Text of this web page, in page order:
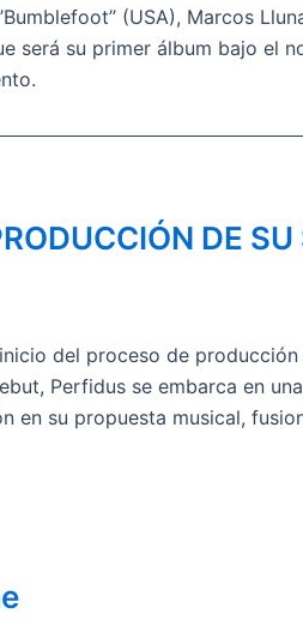
(USA), Marcos
será su primer álbum bajo el
DE
del proceso de
Perfidus se embarca en
en su propuesta musical,